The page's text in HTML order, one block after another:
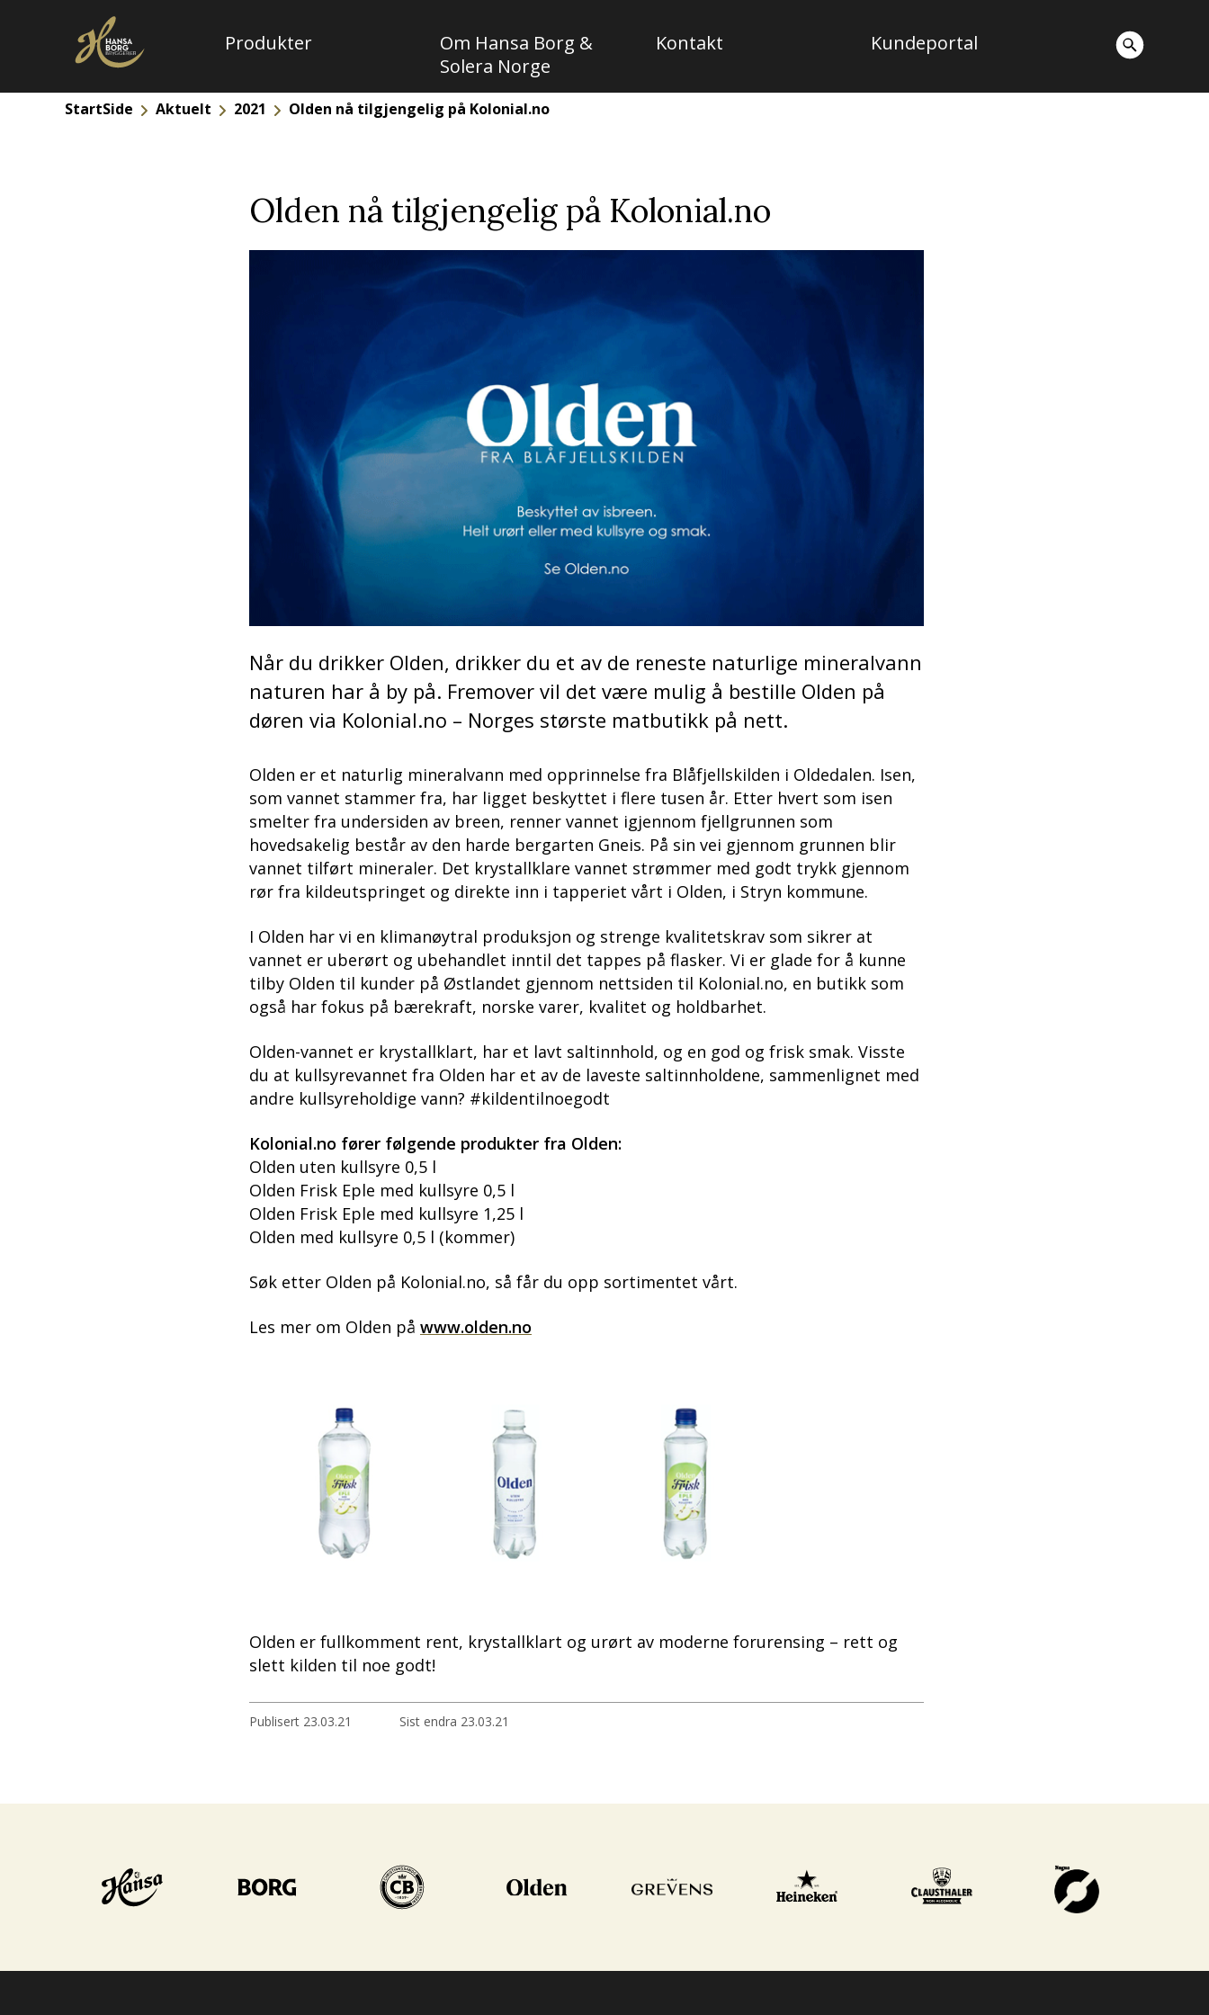
Produkter
Om Hansa Borg &
Solera Norge
Kontakt Kundeportal
StartSide Aktuelt 2021 Olden nå tilgjengelig på Kolonial.no
Olden nå tilgjengelig på Kolonial.no
Når du drikker Olden, drikker du et av de reneste naturlige mineralvann
naturen har å by på. Fremover vil det være mulig å bestille Olden på
døren via Kolonial.no – Norges største matbutikk på nett.
Olden er et naturlig mineralvann med opprinnelse fra Blåfjellskilden i Oldedalen. Isen,
som vannet stammer fra, har ligget beskyttet i flere tusen år. Etter hvert som isen
smelter fra undersiden av breen, renner vannet igjennom fjellgrunnen som
hovedsakelig består av den harde bergarten Gneis. På sin vei gjennom grunnen blir
vannet tilført mineraler. Det krystallklare vannet strømmer med godt trykk gjennom
rør fra kildeutspringet og direkte inn i tapperiet vårt i Olden, i Stryn kommune.
I Olden har vi en klimanøytral produksjon og strenge kvalitetskrav som sikrer at
vannet er uberørt og ubehandlet inntil det tappes på flasker. Vi er glade for å kunne
tilby Olden til kunder på Østlandet gjennom nettsiden til Kolonial.no, en butikk som
også har fokus på bærekraft, norske varer, kvalitet og holdbarhet.
Olden-vannet er krystallklart, har et lavt saltinnhold, og en god og frisk smak. Visste
du at kullsyrevannet fra Olden har et av de laveste saltinnholdene, sammenlignet med
andre kullsyreholdige vann? #kildentilnoegodt
Kolonial.no fører følgende produkter fra Olden:
Olden uten kullsyre 0,5 l
Olden Frisk Eple med kullsyre 0,5 l
Olden Frisk Eple med kullsyre 1,25 l
Olden med kullsyre 0,5 l (kommer)
Søk etter Olden på Kolonial.no, så får du opp sortimentet vårt.
Les mer om Olden på www.olden.no
Olden er fullkomment rent, krystallklart og urørt av moderne forurensing – rett og
slett kilden til noe godt!
Publisert 23.03.21 Sist endra 23.03.21